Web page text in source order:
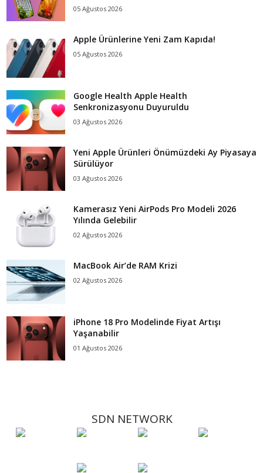
05 Ağustos 2026
Apple Ürünlerine Yeni Zam Kapıda!
05 Ağustos 2026
Google Health Apple Health
Senkronizasyonu Duyuruldu
03 Ağustos 2026
Yeni Apple Ürünleri Önümüzdeki Ay Piyasaya
Sürülüyor
03 Ağustos 2026
Kamerasız Yeni AirPods Pro Modeli 2026
Yılında Gelebilir
02 Ağustos 2026
MacBook Air’de RAM Krizi
02 Ağustos 2026
iPhone 18 Pro Modelinde Fiyat Artışı
Yaşanabilir
01 Ağustos 2026
SDN NETWORK